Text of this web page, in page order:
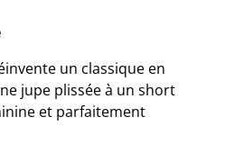
un classique en
jupe plissée à un short
et parfaitement